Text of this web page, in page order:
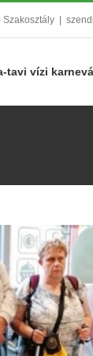
Szakosztály
tavi vízi